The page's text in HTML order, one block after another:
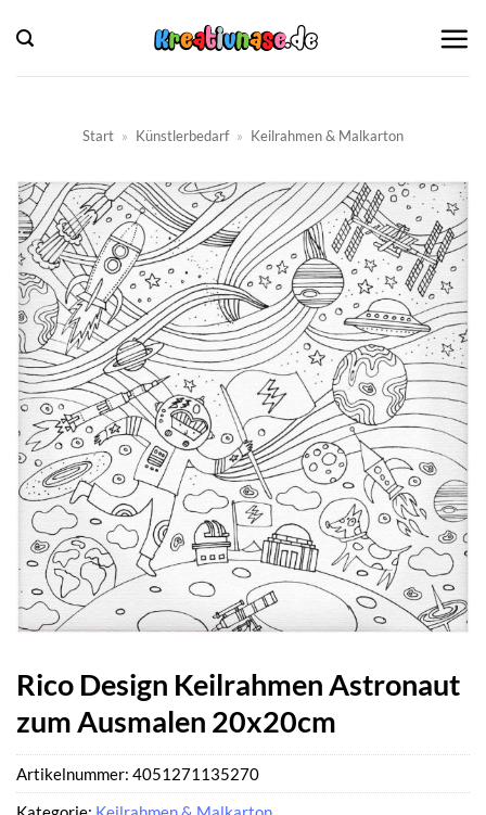
Inhalt
springen
Start » Künstlerbedarf » Keilrahmen & Malkarton
Rico Design Keilrahmen Astronaut
zum Ausmalen 20x20cm
Artikelnummer: 4051271135270